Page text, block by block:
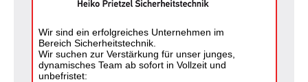
Wir sind ein erfolgreiches Unternehmen im
Bereich Sicherheitstechnik.
Wir suchen zur Verstärkung für unser junges,
dynamisches Team ab sofort in Vollzeit und
unbefristet: